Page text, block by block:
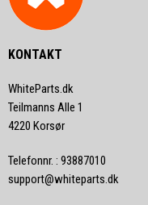
KONTAKT
WhiteParts.dk
Teilmanns Alle 1
4220 Korsør
Telefonnr. : 93887010
support@whiteparts.dk